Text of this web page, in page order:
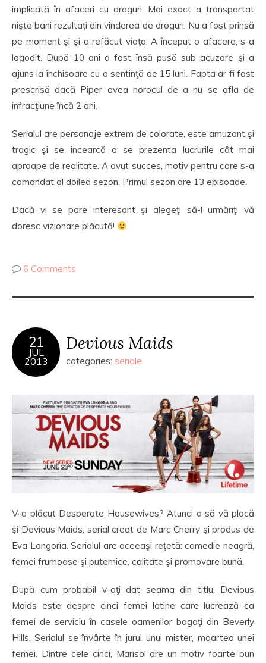
implicată în afaceri cu droguri. Mai exact a transportat
nişte bani rezultaţi din vinderea de droguri. Nu a fost prinsă
pe moment şi şi-a refăcut viaţa. A început o afacere, s-a
logodit. După 10 ani a fost însă pusă sub acuzare şi a
ajuns la închisoare cu o sentinţă de 15 luni. Fapta ar fi fost
prescrisă dacă Piper avea norocul de a nu se afla de
infracţiune încă 2 ani.
Serialul are personaje extrem de colorate, este amuzant şi
tragic şi se incearcă a se prezenta lucrurile cât mai
aproape de realitate. A avut succes, motiv pentru care s-a
comandat al doilea sezon. Primul sezon are 13 episoade.
Dacă vi se pare interesant şi alegeţi să-l urmăriţi vă
doresc vizionare plăcută!
6 Comments
21
JUL
2013
Devious Maids
categories: seriale
V-a plăcut Desperate Housewives? Atunci o să vă placă
şi Devious Maids, serial creat de Marc Cherry şi produs de
Eva Longoria. Serialul are aceeaşi reţetă: comedie neagră,
femei frumoase şi puternice, calitate şi promovare bună.
După cum probabil v-aţi dat seama din titlu, Devious
Maids este despre cinci femei latine care lucrează ca
femei de serviciu în casele oamenilor bogaţi din Beverly
Hills. Serialul se învârte în jurul unui mister, moartea unei
femei. Dintre cele cinci, Marisol are un motiv foarte bun